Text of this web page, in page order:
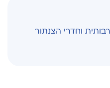
וחדרי הצנתור